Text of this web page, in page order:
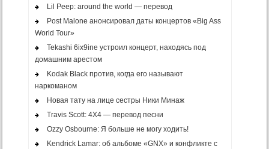
Lil Peep: around the world — перевод
Post Malone анонсировал даты концертов «Big Ass
World Tour»
Tekashi 6ix9ine устроил концерт, находясь под
домашним арестом
Kodak Black против, когда его называют
наркоманом
Новая тату на лице сестры Ники Минаж
Travis Scott: 4X4 — перевод песни
Ozzy Osbourne: Я больше не могу ходить!
Kendrick Lamar: об альбоме «GNX» и конфликте с